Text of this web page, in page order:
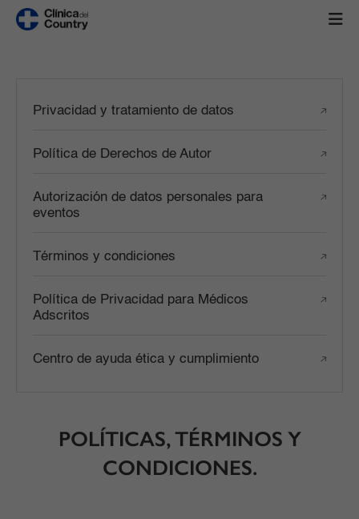
Privacidad y tratamiento de datos
Política de Derechos de Autor
Autorización de datos personales para
eventos
Términos y condiciones
Política de Privacidad para Médicos
Adscritos
Centro de ayuda ética y cumplimiento
POLÍTICAS, TÉRMINOS Y
CONDICIONES.